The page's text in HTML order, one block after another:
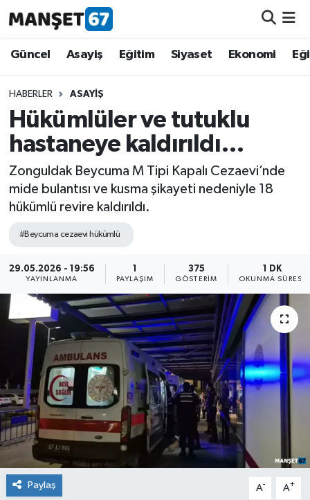
Güncel Asayiş Eğitim Siyaset Ekonomi
HABERLER ASAYIŞ
Hükümlüler ve tutuklu
hastaneye kaldırıldı…
Zonguldak Beycuma M Tipi Kapalı Cezaevi’nde
mide bulantısı ve kusma şikayeti nedeniyle 18
hükümlü revire kaldırıldı.
#Beycuma cezaevi hükümlü
29.05.2026 - 19:56
YAYINLANMA
1
PAYLAŞIM
375
GÖSTERIM
1 DK
OKUNMA SÜRESI
Paylaş A- A+
Güncel
Asayiş
Siyaset
Eğitim
Ekonomi
Kültür-Sanat
Magazin
Medya
Mizah
Röportaj
Teknoloji